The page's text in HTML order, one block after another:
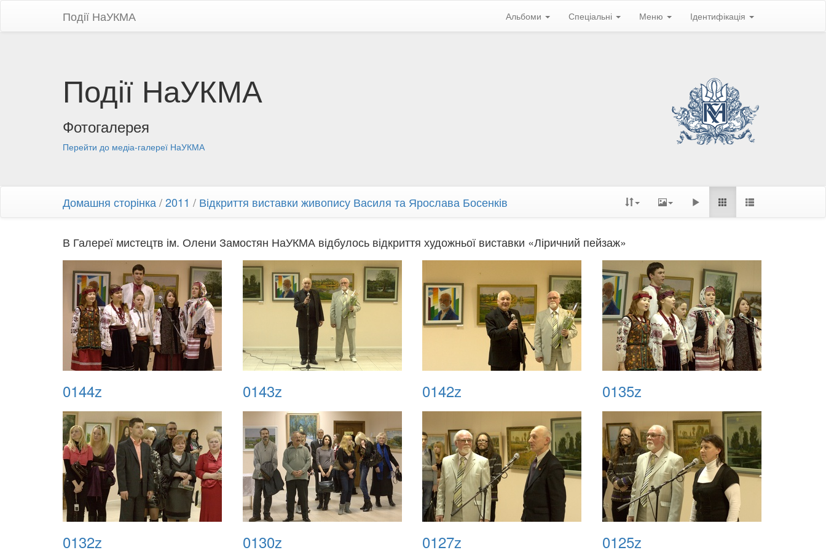
Події НаУКМА Альбоми Спеціальні Меню Ідентифікація
Події НаУКМА
Фотогалерея
Перейти до медіа-галереї НаУКМА
Домашня сторінка /2011 / Відкриття виставки живопису Василя та Ярослава Босенків
В Галереї мистецтв ім. Олени Замостян НаУКМА відбулось відкриття художньої виставки «Ліричний пейзаж»
0144z 0143z 0142z 0135z
0132z 0130z 0127z 0125z